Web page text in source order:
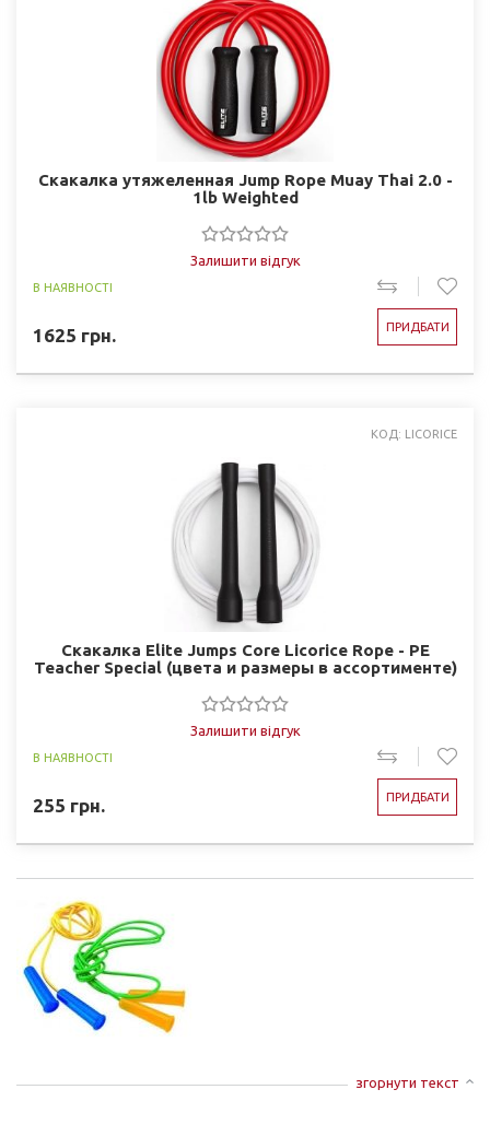
Скакалка утяжеленная Jump Rope Muay Thai 2.0 -
1lb Weighted
Залишити відгук
В НАЯВНОСТІ
1625 грн. ПРИДБАТИ
КОД: LICORICE
Скакалка Elite Jumps Core Licorice Rope - PE
Teacher Special (цвета и размеры в ассортименте)
Залишити відгук
В НАЯВНОСТІ
255 грн. ПРИДБАТИ
згорнути текст